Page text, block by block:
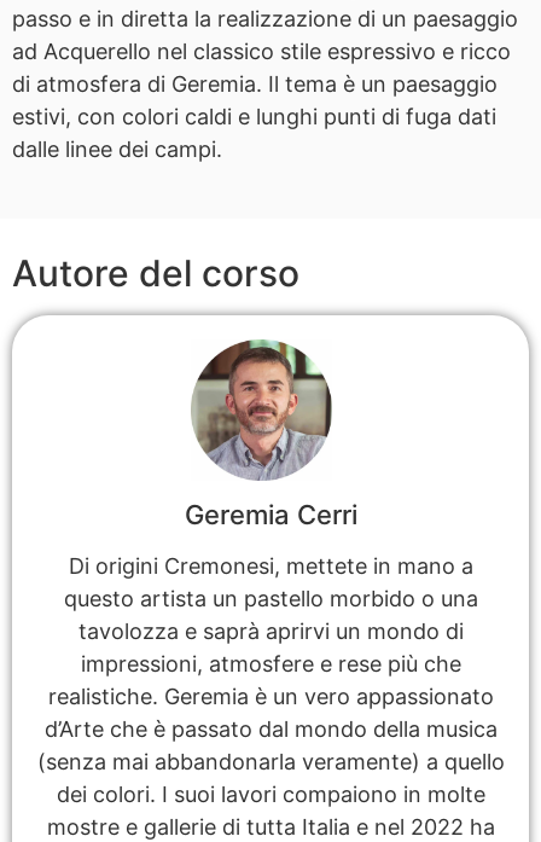
passo e in diretta la realizzazione di un paesaggio
ad Acquerello nel classico stile espressivo e ricco
di atmosfera di Geremia. Il tema è un paesaggio
estivi, con colori caldi e lunghi punti di fuga dati
dalle linee dei campi.
Autore del corso
Geremia Cerri
Di origini Cremonesi, mettete in mano a
questo artista un pastello morbido o una
tavolozza e saprà aprirvi un mondo di
impressioni, atmosfere e rese più che
realistiche. Geremia è un vero appassionato
d’Arte che è passato dal mondo della musica
(senza mai abbandonarla veramente) a quello
dei colori. I suoi lavori compaiono in molte
mostre e gallerie di tutta Italia e nel 2022 ha